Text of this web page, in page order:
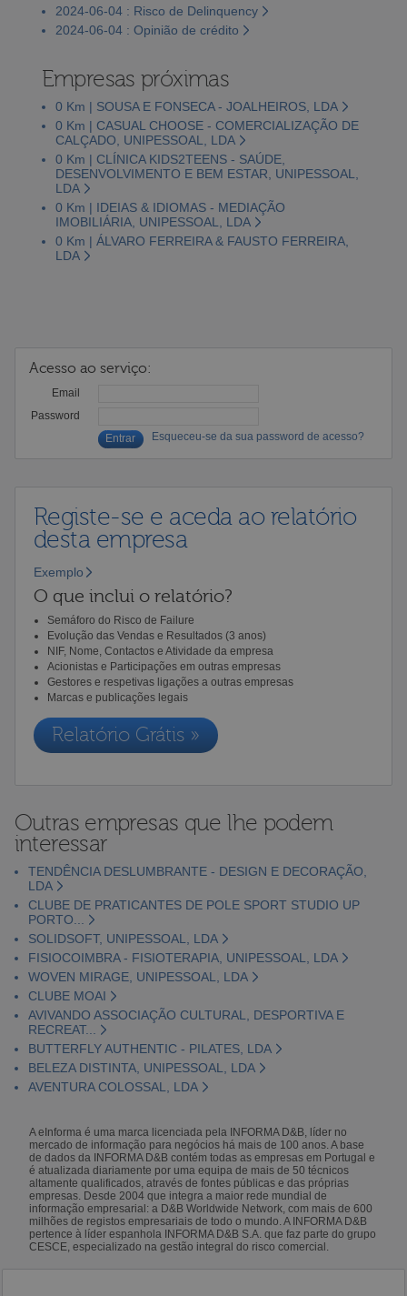
2024-06-04 : Risco de Delinquency
2024-06-04 : Opinião de crédito
Empresas próximas
0 Km | SOUSA E FONSECA - JOALHEIROS, LDA
0 Km | CASUAL CHOOSE - COMERCIALIZAÇÃO DE
CALÇADO, UNIPESSOAL, LDA
0 Km | CLÍNICA KIDS2TEENS - SAÚDE,
DESENVOLVIMENTO E BEM ESTAR, UNIPESSOAL,
LDA
0 Km | IDEIAS & IDIOMAS - MEDIAÇÃO
IMOBILIÁRIA, UNIPESSOAL, LDA
0 Km | ÁLVARO FERREIRA & FAUSTO FERREIRA,
LDA
Acesso ao serviço:
Email
Password
Esqueceu-se da sua password de acesso?
Registe-se e aceda ao relatório
desta empresa
Exemplo
O que inclui o relatório?
Semáforo do Risco de Failure
Evolução das Vendas e Resultados (3 anos)
NIF, Nome, Contactos e Atividade da empresa
Acionistas e Participações em outras empresas
Gestores e respetivas ligações a outras empresas
Marcas e publicações legais
Relatório Grátis »
Outras empresas que lhe podem
interessar
TENDÊNCIA DESLUMBRANTE - DESIGN E DECORAÇÃO,
LDA
CLUBE DE PRATICANTES DE POLE SPORT STUDIO UP
PORTO...
SOLIDSOFT, UNIPESSOAL, LDA
FISIOCOIMBRA - FISIOTERAPIA, UNIPESSOAL, LDA
WOVEN MIRAGE, UNIPESSOAL, LDA
CLUBE MOAI
AVIVANDO ASSOCIAÇÃO CULTURAL, DESPORTIVA E
RECREAT...
BUTTERFLY AUTHENTIC - PILATES, LDA
BELEZA DISTINTA, UNIPESSOAL, LDA
AVENTURA COLOSSAL, LDA
A eInforma é uma marca licenciada pela INFORMA D&B, líder no
mercado de informação para negócios há mais de 100 anos. A base
de dados da INFORMA D&B contém todas as empresas em Portugal e
é atualizada diariamente por uma equipa de mais de 50 técnicos
altamente qualificados, através de fontes públicas e das próprias
empresas. Desde 2004 que integra a maior rede mundial de
informação empresarial: a D&B Worldwide Network, com mais de 600
milhões de registos empresariais de todo o mundo. A INFORMA D&B
pertence à líder espanhola INFORMA D&B S.A. que faz parte do grupo
CESCE, especializado na gestão integral do risco comercial.